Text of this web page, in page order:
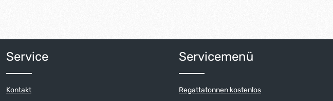
Service
Kontakt
Servicemenü
Regattatonnen kostenlos